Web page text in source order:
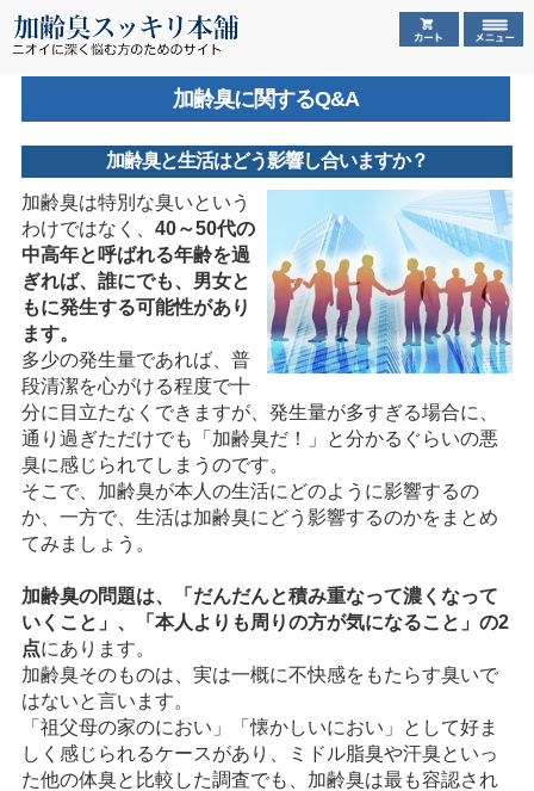
加齢臭に関するQ&A
加齢臭と生活はどう影響し合いますか？
加齢臭は特別な臭いという
わけではなく、 40～50代の
中高年と呼ばれる年齢を過
ぎれば、誰にでも、男女と
もに発生する可能性があり
ます。
多少の発生量であれば、普
段清潔を心がける程度で十
分に目立たなくできますが、発生量が多すぎる場合に、
通り過ぎただけでも「加齢臭だ！」と分かるぐらいの悪
臭に感じられてしまうのです。
そこで、加齢臭が本人の生活にどのように影響するの
か、一方で、生活は加齢臭にどう影響するのかをまとめ
てみましょう。
加齢臭の問題は、「だんだんと積み重なって濃くなって
いくこと」、「本人よりも周りの方が気になること」の2
点にあります。
加齢臭そのものは、実は一概に不快感をもたらす臭いで
はないと言います。
「祖父母の家のにおい」「懐かしいにおい」として好ま
しく感じられるケースがあり、ミドル脂臭や汗臭といっ
た他の体臭と比較した調査でも、加齢臭は最も容認され